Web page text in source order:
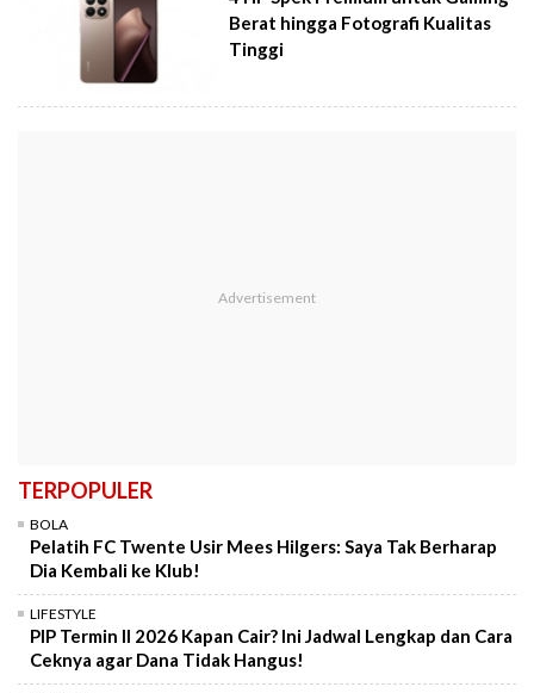
Berat hingga Fotografi Kualitas
Tinggi
TERPOPULER
BOLA
Pelatih FC Twente Usir Mees Hilgers: Saya Tak Berharap
Dia Kembali ke Klub!
LIFESTYLE
PIP Termin II 2026 Kapan Cair? Ini Jadwal Lengkap dan Cara
Ceknya agar Dana Tidak Hangus!